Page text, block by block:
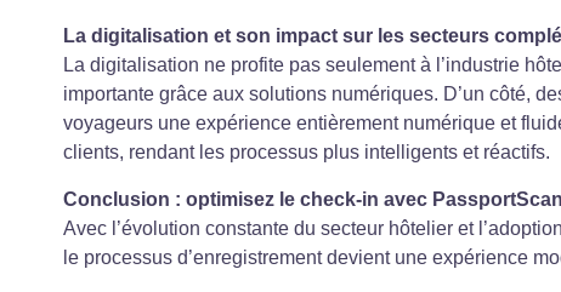
La digitalisation et son impact sur les secteurs
La digitalisation ne profite pas seulement à l’industrie
importante grâce aux solutions numériques. D’un côté,
voyageurs une expérience entièrement numérique et
clients, rendant les processus plus intelligents et réactifs.
Conclusion : optimisez le check-in avec
Avec l’évolution constante du secteur hôtelier et
le processus d’enregistrement devient une expérience